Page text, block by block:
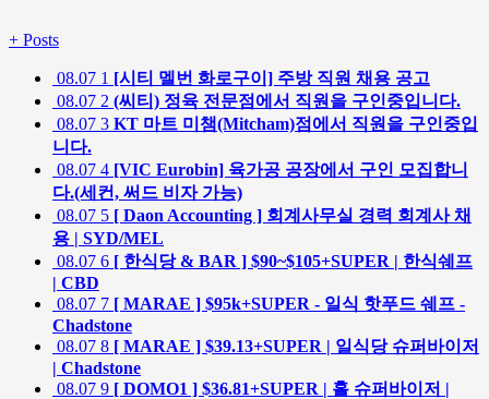
+ Posts
08.07 1 [시티 멜번 화로구이] 주방 직원 채용 공고
08.07 2 (씨티) 정육 전문점에서 직원을 구인중입니다.
08.07 3 KT 마트 미챔(Mitcham)점에서 직원을 구인중입
니다.
08.07 4 [VIC Eurobin] 육가공 공장에서 구인 모집합니
다.(세컨, 써드 비자 가능)
08.07 5 [ Daon Accounting ] 회계사무실 경력 회계사 채
용 | SYD/MEL
08.07 6 [ 한식당 & BAR ] $90~$105+SUPER | 한식쉐프
| CBD
08.07 7 [ MARAE ] $95k+SUPER - 일식 핫푸드 쉐프 -
Chadstone
08.07 8 [ MARAE ] $39.13+SUPER | 일식당 슈퍼바이저
| Chadstone
08.07 9 [ DOMO1 ] $36.81+SUPER | 홀 슈퍼바이저 |